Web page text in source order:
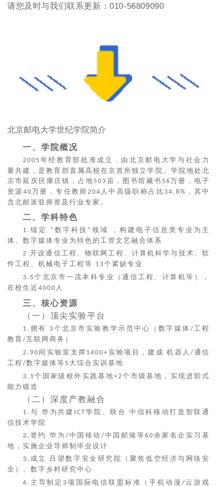
请您及时与我们联系更新：010-56809090
北京邮电大学世纪学院简介
一、学院概况
2005 年经教育部批准成立，由北京邮电大学与社会力
量共建，是教育部直属高校在京首所独立学院。学院地处北
京市延庆区康庄镇，占地 503 亩，图书馆藏书 56万册，电子
资源 40万册，专任教师 204 人中高级职称占比 34.8% ，其中
含北邮派驻师资及行业专家。
二、学科特色
1. 锚定 “ 数字科技 ” 领域 ，构建电子信息类专业为主
体、数字媒体专业为特色的工管文艺融合体系
2. 开设通信工程、物联网工程、计算机科学与技术、软
件工程、机械电子工程等 13个紧缺专业
3.5个北京市一流本科专业（通信工程、计算机等），
在校生近 4000 人
三、核心资源
（一）顶尖实验平台
1. 拥有 3 个北京市实验教学示范中心（数字媒体 /工程
教育 /互联网商务）
2.90 间实验室支撑 1400+ 实验项目，建成 机器人/ 通信
工程 /数字媒体等 5 大综合实训基地
3.1个国家级校外实践基地+2个市级基地，实现进阶式
能力锻造
（二）深度产教融合
1. 与 华为共建 ICT学院、联合 中信科移动打造智联通
信技术学院
2. 签约 华为/ 中国移动 / 中国邮储等60 余家名企实习基
地，实施企业导师制毕业设计
3. 成立 吕望数字安全研究院（聚焦低空经济与网络安
全）、数字乡村研究中心
4. 主导制定 3 项国际电信联盟标准（手机动漫 /云游戏